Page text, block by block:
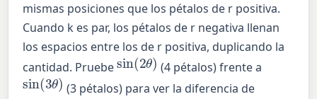
mismas posiciones que los pétalos de r positiva.
Cuando k es par, los pétalos de r negativa llenan
los espacios entre los de r positiva, duplicando la
cantidad. Pruebe
sin(2θ)
(4 pétalos) frente a
sin(3θ)
(3 pétalos) para ver la diferencia de